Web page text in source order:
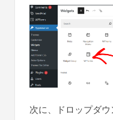
次に、ドロップダ